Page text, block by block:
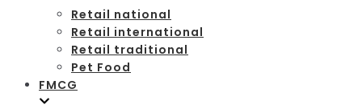
Retail national
Retail international
Retail traditional
Pet Food
FMCG